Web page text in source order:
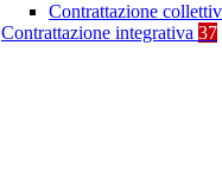
Contrattazione
Contrattazione integrativa 37